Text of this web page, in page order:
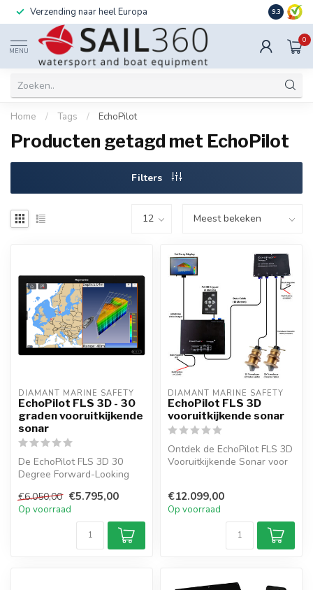
Verzending naar heel Europa Ook
9.3
MENU
0
Home / Tags / EchoPilot
Producten getagd met EchoPilot
Filters
DIAMANT MARINE SAFETY
EchoPilot FLS 3D - 30
graden vooruitkijkende
sonar
De EchoPilot FLS 3D 30
Degree Forward-Looking
beelden op...
€6.050,00 €5.795,00
Op voorraad
DIAMANT MARINE SAFETY
EchoPilot FLS 3D
vooruitkijkende sonar
Ontdek de EchoPilot FLS 3D
Vooruitkijkende Sonar voor
€12.099,00
Op voorraad